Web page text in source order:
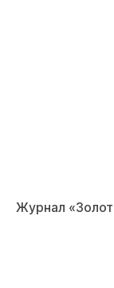
Журнал